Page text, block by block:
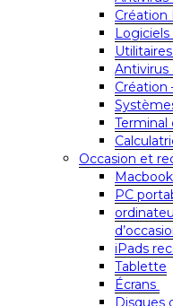
Création
Antivirus
Création
Occasion et
PC
iPads
Tablette
Écrans
Disques